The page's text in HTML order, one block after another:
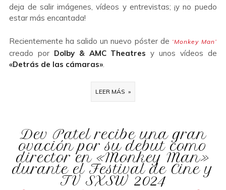
deja de salir imágenes, vídeos y entrevistas; ¡y no puedo
estar más encantada!
Recientemente ha salido un nuevo póster de ‘Monkey Man’
creado por Dolby & AMC Theatres y unos vídeos de
«Detrás de las cámaras».
LEER MÁS »
Dev Patel recibe una gran
ovación por su debut como
director en «Monkey Man»
durante el Festival de Cine y
TV SXSW 2024